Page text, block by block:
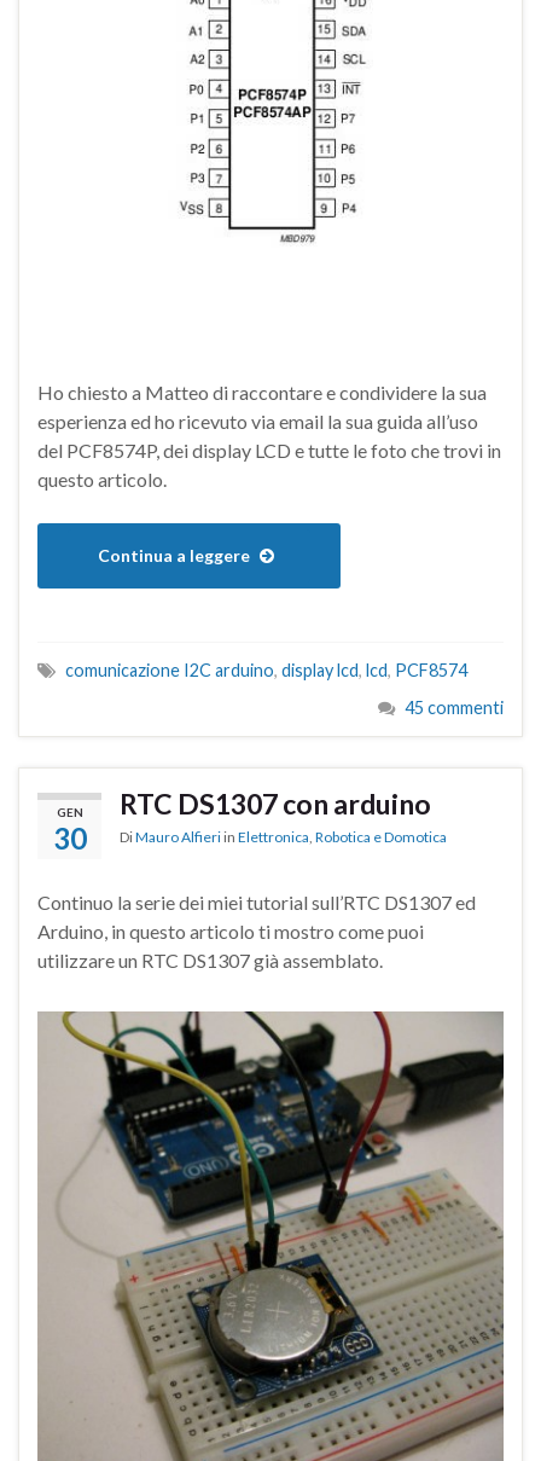
Ho chiesto a Matteo di raccontare e condividere la sua
esperienza ed ho ricevuto via email la sua guida all’uso
del PCF8574P, dei display LCD e tutte le foto che trovi in
questo articolo.
Continua a leggere
comunicazione I2C arduino, display lcd, lcd, PCF8574
45 commenti
GEN
30
RTC DS1307 con arduino
DiMauro Alfieri in Elettronica Robotica e Domotica
Continuo la serie dei miei tutorial sull’RTC DS1307 ed
Arduino, in questo articolo ti mostro come puoi
utilizzare un RTC DS1307 già assemblato.